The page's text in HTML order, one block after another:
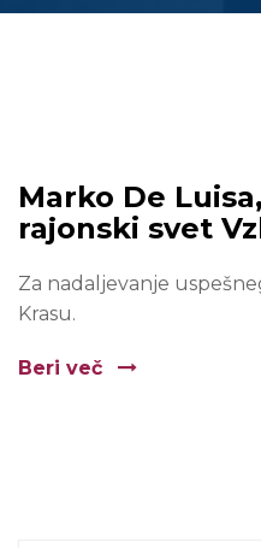
Marko De
rajonski svet
Za nadaljevanje
Krasu.
Beri več